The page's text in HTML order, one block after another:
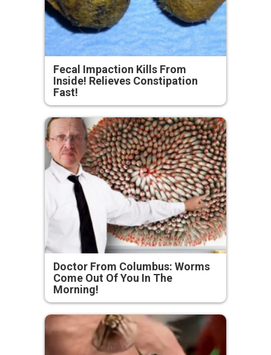
Fecal Impaction Kills From
Inside! Relieves Constipation
Fast!
Doctor From Columbus: Worms
Come Out Of You In The
Morning!